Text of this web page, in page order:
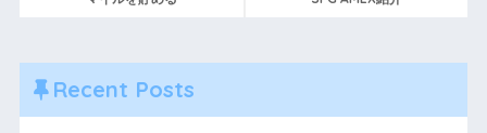
Recent Posts